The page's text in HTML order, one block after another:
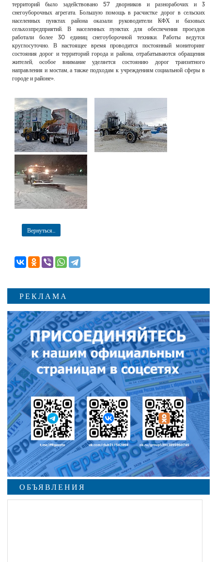
территорий было задействовано 57 дворников и разнорабочих и 3
снегоуборочных агрегата. Большую помощь в расчистке дорог в сельских
населенных пунктах района оказали руководители КФХ и базовых
сельхозпредприятий. В населенных пунктах для обеспечения проездов
работали более 30 единиц снегоуборочной техники. Работы ведутся
круглосуточно. В настоящее время проводится постоянный мониторинг
состояния дорог и территорий города и района, отрабатываются обращения
жителей, особое внимание уделяется состоянию дорог транзитного
направления и мостам, а также подходам к учреждениям социальной сферы в
городе и районе».
Вернуться...
РЕКЛАМА
ОБЪЯВЛЕНИЯ